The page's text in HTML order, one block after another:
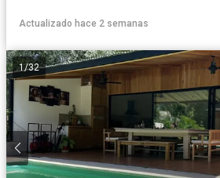
Actualizado hace 2 semanas
1/32